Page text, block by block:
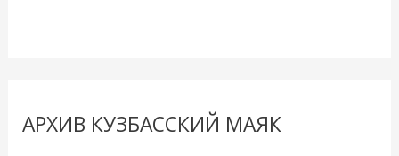
АРХИВ КУЗБАССКИЙ МАЯК